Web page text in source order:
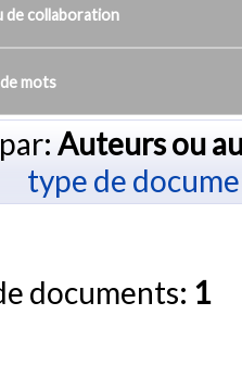
de collaboration
mots
Auteurs ou
type de
documents: 1